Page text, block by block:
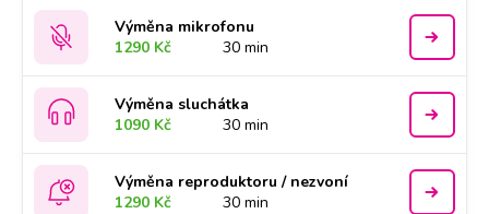
Výměna mikrofonu
1290 Kč
30 min
Výměna sluchátka
1090 Kč
30 min
Výměna reproduktoru / nezvoní
1290 Kč
30 min